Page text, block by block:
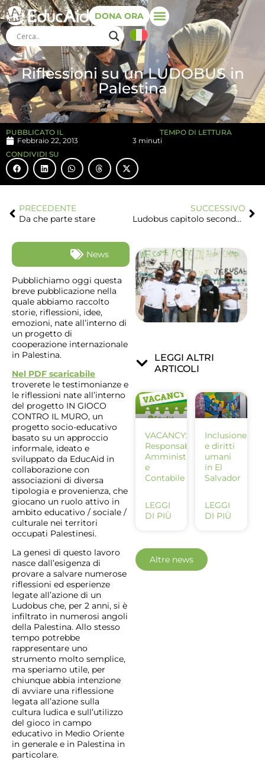
DONA ORA
Riflessioni su un LUDOBUS in
Palestina
PUBBLICATO IL
Febbraio 22, 2013
TEMPO DI LETTURA
3 minuti
CONDIVIDI SU
PRECEDENTE
Da che parte stare
SUCCESSIVO
Ludobus capitolo secondo: il gioco, la memoria
News
Pubblichiamo oggi questa
breve pubblicazione nella
quale abbiamo raccolto
storie, riflessioni, idee,
emozioni, nate all’interno di
un progetto di
cooperazione internazionale
in Palestina.
Nel PDF scaricabile
troverete le testimonianze e
le riflessioni nate all’interno
del progetto IN GIOCO
CONTRO IL MURO, un
progetto socio-educativo
basato su un approccio
informale, ideato e
sviluppato da EducAid in
collaborazione con
associazioni di diversa
tipologia e provenienza, che
giocano un ruolo attivo in
ambito educativo / sociale /
culturale nei territori
occupati Palestinesi.
La genesi di questo lavoro
nasce dall’esigenza di
provare a salvare numerose
riflessioni ed esperienze
legate all’azione di un
Ludobus che, per 2 anni, si è
infiltrato in numerosi angoli
della Palestina. Allo stesso
tempo potrebbe
rappresentare uno
strumento molto semplice,
ma speriamo utile, per
chiunque abbia intenzione
di avviare una riflessione
legata all’azione sulla
cultura ludica e sull’utilizzo
del gioco in campo
educativo in Medio Oriente
in generale e in Palestina in
particolare.
LEGGI ALTRI
ARTICOLI
VACANCY:
Responsabile
Amministrativo
e
Contabile
LEGGI
DI PIÙ
Inclusione
e diritti
umani
in El
Salvador
LEGGI
DI PIÙ
Altre news